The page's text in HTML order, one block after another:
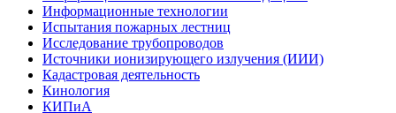
Информационные технологии
Испытания пожарных лестниц
Исследование трубопроводов
Источники ионизирующего излучения (ИИИ)
Кадастровая деятельность
Кинология
КИПиА